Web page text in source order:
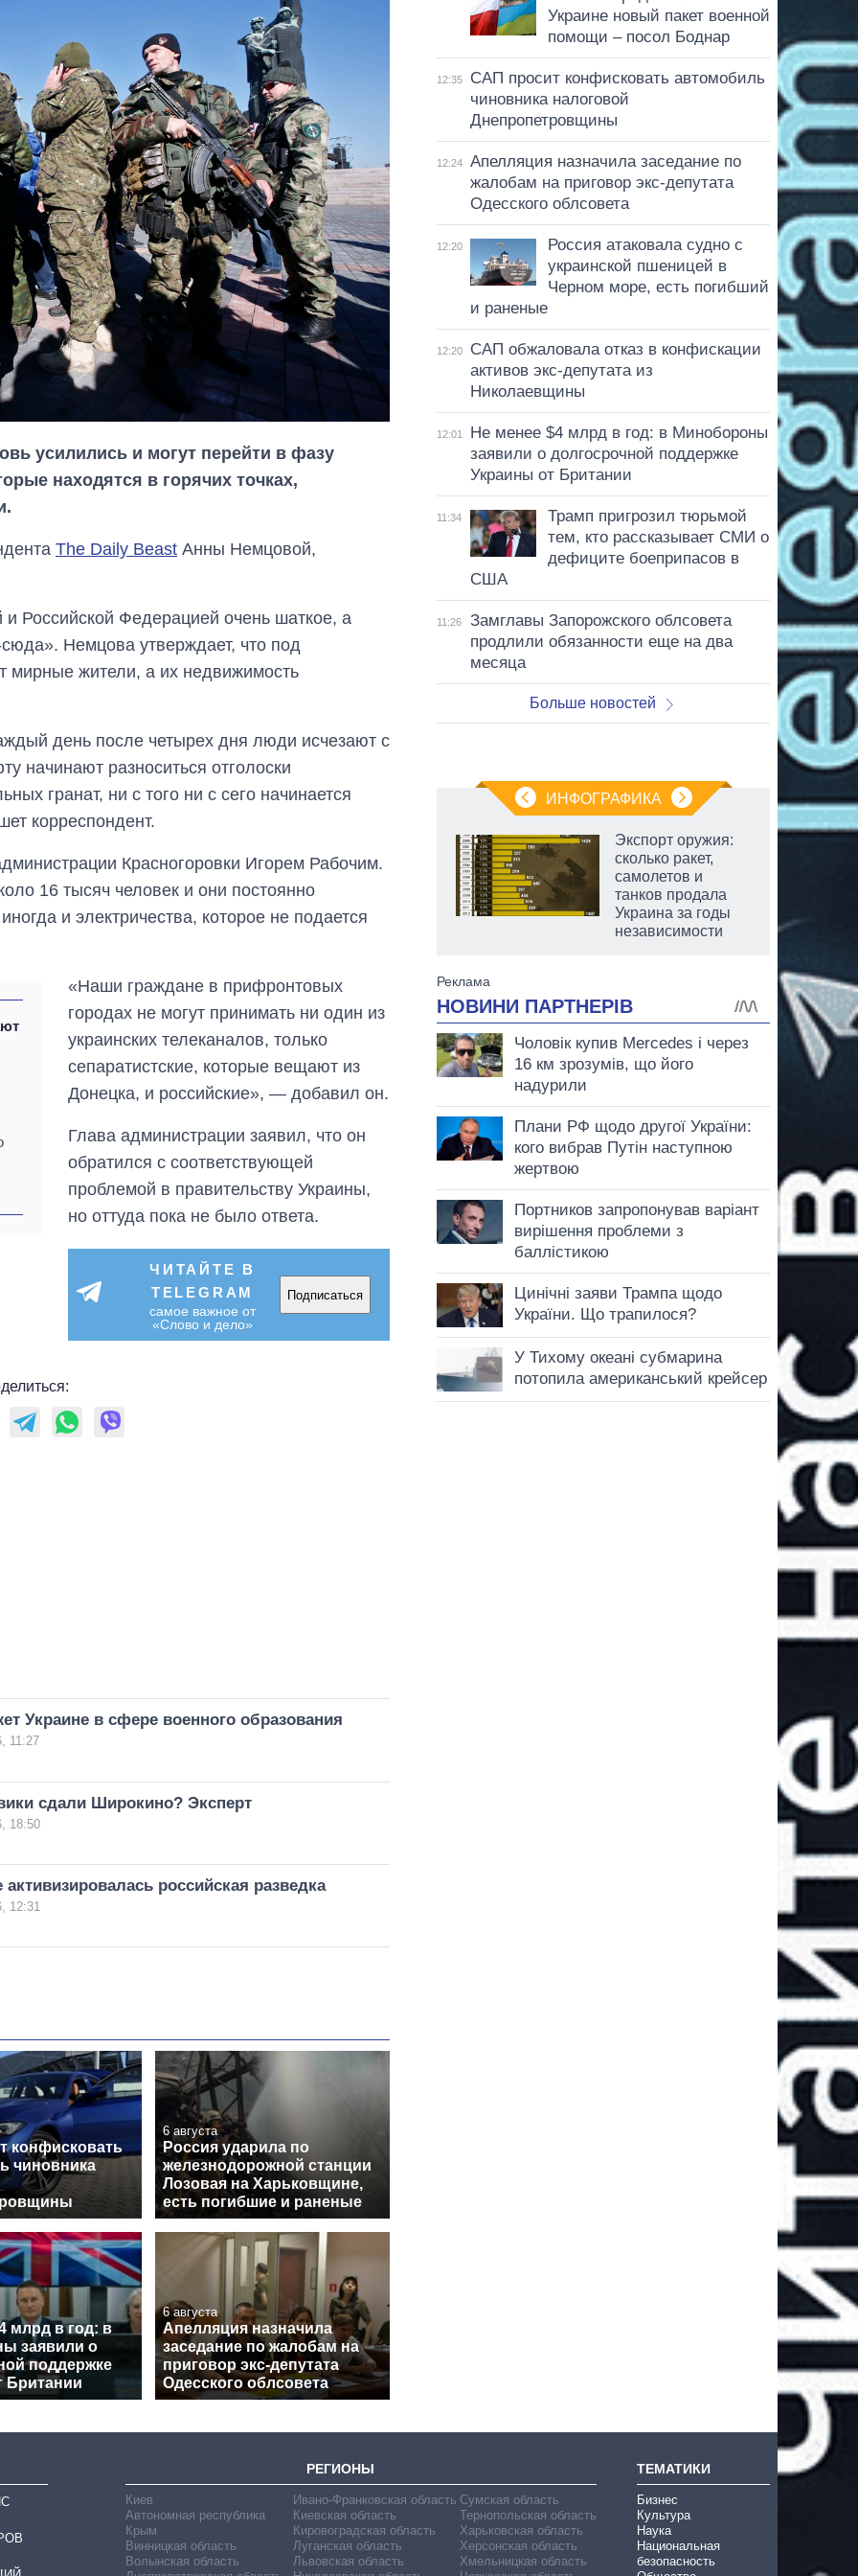
усилились и могут перейти в фазу
находятся в горячих точках,
The Daily Beast Анны Немцовой,
Российской Федерацией очень шаткое, а
Немцова утверждает, что под
мирные жители, а их недвижимость
день после четырех дня люди исчезают с
начинают разноситься отголоски
гранат, ни с того ни с сего начинается
корреспондент.
Красногоровки Игорем Рабочим.
16 тысяч человек и они постоянно
и электричества, которое не подается
«Наши граждане в прифронтовых
городах не могут принимать ни один из
украинских телеканалов, только
сепаратистские, которые вещают из
Донецка, и российские», — добавил он.
Глава администрации заявил, что он
обратился с соответствующей
проблемой в правительству Украины,
но оттуда пока не было ответа.
ЧИТАЙТЕ В
TELEGRAM
самое важное от
«Слово и дело»
Подписаться
Украине в сфере военного образования
11:27
сдали Широкино? Эксперт
18:50
российская разведка
12:31
конфисковать
чиновника
6 августа
Россия ударила по
железнодорожной станции
Лозовая на Харьковщине,
есть погибшие и раненые
млрд в год: в
заявили о
поддержке
Британии
6 августа
Апелляция назначила
заседание по жалобам на
приговор экс-депутата
Одесского облсовета
Украине новый пакет военной
помощи – посол Боднар
12:35
САП просит конфисковать автомобиль
чиновника налоговой
Днепропетровщины
12:24
Апелляция назначила заседание по
жалобам на приговор экс-депутата
Одесского облсовета
12:20
Россия атаковала судно с
украинской пшеницей в
Черном море, есть погибший
и раненые
12:20
САП обжаловала отказ в конфискации
активов экс-депутата из
Николаевщины
12:01
Не менее $4 млрд в год: в Минобороны
заявили о долгосрочной поддержке
Украины от Британии
11:34
Трамп пригрозил тюрьмой
тем, кто рассказывает СМИ о
дефиците боеприпасов в
США
11:26
Замглавы Запорожского облсовета
продлили обязанности еще на два
месяца
Больше новостей
ИНФОГРАФИКА
тарифы на
городах Украины
на начало августа
Экспорт оружия:
сколько ракет,
самолетов и
танков продала
Украина за годы
независимости
РЕГИОНЫ
Киев
Автономная республика
Крым
Винницкая область
Волынская область
Ивано-Франковская область
Киевская область
Кировоградская область
Луганская область
Львовская область
Сумская область
Тернопольская область
Харьковская область
Херсонская область
Хмельницкая область
ТЕМАТИКИ
Бизнес
Культура
Наука
Национальная
безопасность